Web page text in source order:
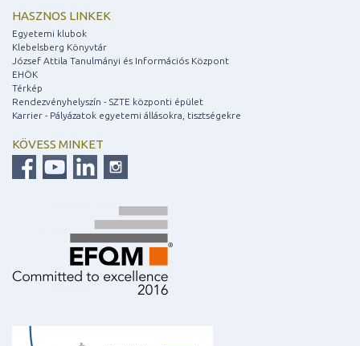
HASZNOS LINKEK
Egyetemi klubok
Klebelsberg Könyvtár
József Attila Tanulmányi és Információs Központ
EHÖK
Térkép
Rendezvényhelyszín - SZTE központi épület
Karrier - Pályázatok egyetemi állásokra, tisztségekre
KÖVESS MINKET